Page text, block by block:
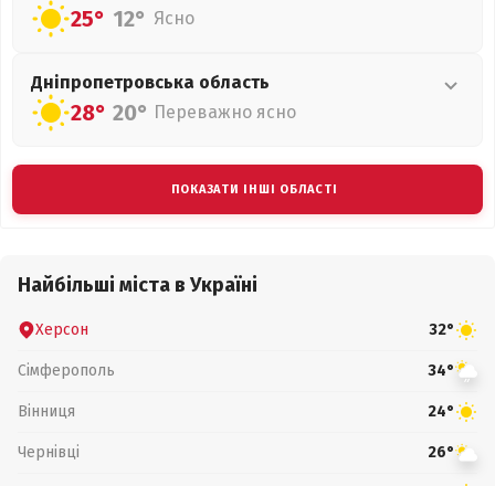
25° 12° Ясно
Дніпропетровська область
28° 20° Переважно ясно
ПОКАЗАТИ ІНШІ ОБЛАСТІ
Найбільші міста в Україні
Херсон 32°
Сімферополь 34°
Вінниця 24°
Чернівці 26°